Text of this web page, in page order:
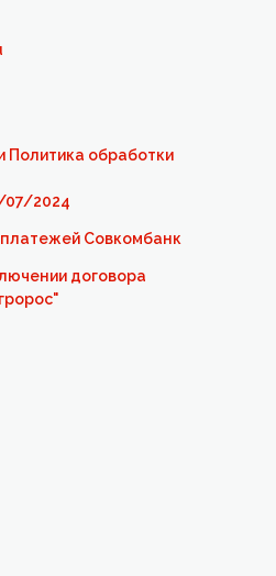
Политика обработки
07/2024
Совкомбанк
договора